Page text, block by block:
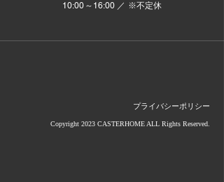
10:00～16:00 ／ ※不定休
プライバシーポリシー
Copyright 2023 CASTERHOME ALL Rights Reserved.